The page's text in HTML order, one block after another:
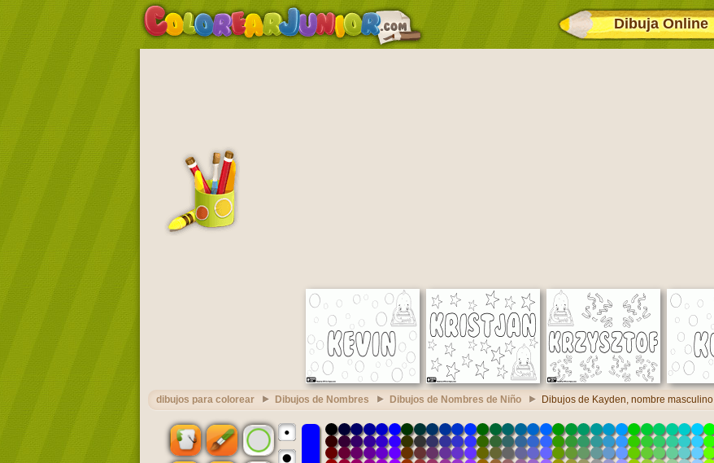
Dibuja Online
dibujos para colorear Dibujos de Nombres Dibujos de Nombres de Niño Dibujos de Kayden, nombre masculino